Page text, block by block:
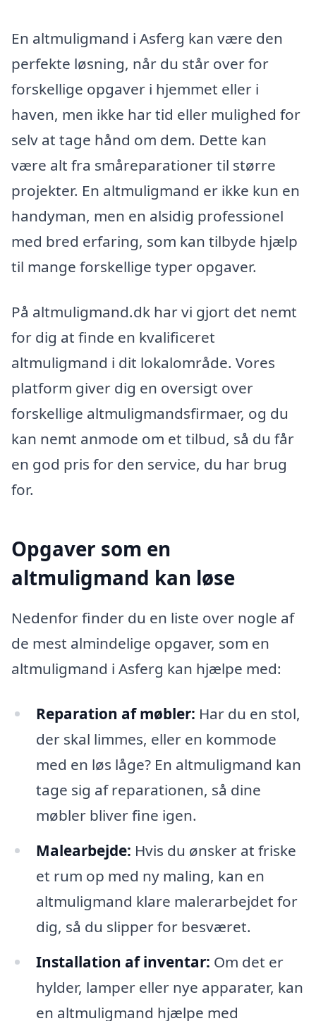
En altmuligmand i Asferg kan være den
perfekte løsning, når du står over for
forskellige opgaver i hjemmet eller i
haven, men ikke har tid eller mulighed for
selv at tage hånd om dem. Dette kan
være alt fra småreparationer til større
projekter. En altmuligmand er ikke kun en
handyman, men en alsidig professionel
med bred erfaring, som kan tilbyde hjælp
til mange forskellige typer opgaver.
På altmuligmand.dk har vi gjort det nemt
for dig at finde en kvalificeret
altmuligmand i dit lokalområde. Vores
platform giver dig en oversigt over
forskellige altmuligmandsfirmaer, og du
kan nemt anmode om et tilbud, så du får
en god pris for den service, du har brug
for.
Opgaver som en
altmuligmand kan løse
Nedenfor finder du en liste over nogle af
de mest almindelige opgaver, som en
altmuligmand i Asferg kan hjælpe med:
Reparation af møbler: Har du en stol,
der skal limmes, eller en kommode
med en løs låge? En altmuligmand kan
tage sig af reparationen, så dine
møbler bliver fine igen.
Malearbejde: Hvis du ønsker at friske
et rum op med ny maling, kan en
altmuligmand klare malerarbejdet for
dig, så du slipper for besværet.
Installation af inventar: Om det er
hylder, lamper eller nye apparater, kan
en altmuligmand hjælpe med